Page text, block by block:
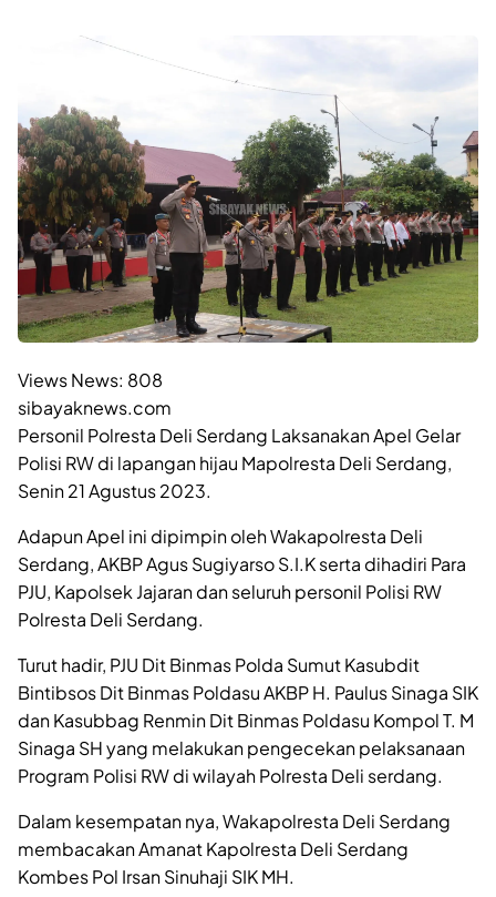
Views News: 808
sibayaknews.com
Personil Polresta Deli Serdang Laksanakan Apel Gelar
Polisi RW di lapangan hijau Mapolresta Deli Serdang,
Senin 21 Agustus 2023.
Adapun Apel ini dipimpin oleh Wakapolresta Deli
Serdang, AKBP Agus Sugiyarso S.I.K serta dihadiri Para
PJU, Kapolsek Jajaran dan seluruh personil Polisi RW
Polresta Deli Serdang.
Turut hadir, PJU Dit Binmas Polda Sumut Kasubdit
Bintibsos Dit Binmas Poldasu AKBP H. Paulus Sinaga SIK
dan Kasubbag Renmin Dit Binmas Poldasu Kompol T. M
Sinaga SH yang melakukan pengecekan pelaksanaan
Program Polisi RW di wilayah Polresta Deli serdang.
Dalam kesempatan nya, Wakapolresta Deli Serdang
membacakan Amanat Kapolresta Deli Serdang
Kombes Pol Irsan Sinuhaji SIK MH.